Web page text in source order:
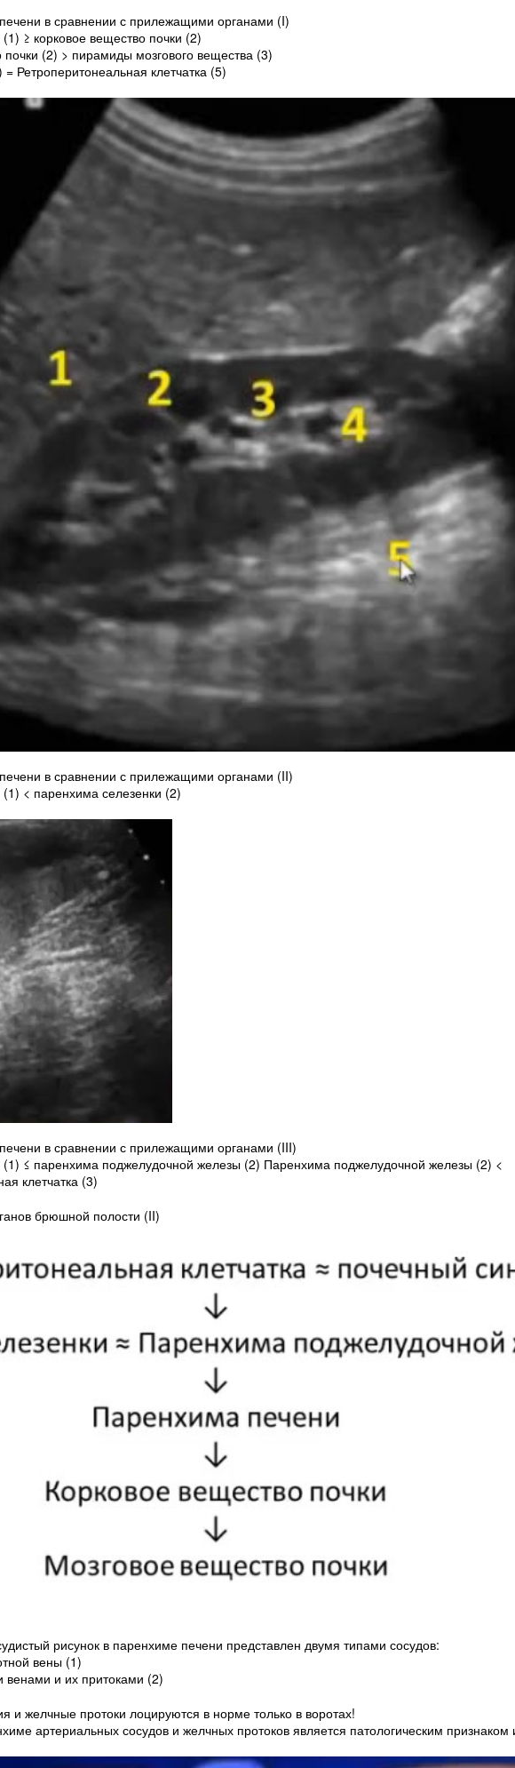
в сравнении с прилежащими органами (I)
≥ корковое вещество почки (2)
почки (2) > пирамиды мозгового вещества (3)
Ретроперитонеальная клетчатка (5)
в сравнении с прилежащими органами (II)
< паренхима селезенки (2)
в сравнении с прилежащими органами (III)
≤ паренхима поджелудочной железы (2) Паренхима поджелудочной железы (2) <
клетчатка (3)
брюшной полости (II)
рисунок в паренхиме печени представлен двумя типами сосудов:
вены (1)
венами и их притоками (2)
и желчные протоки лоцируются в норме только в воротах!
артериальных сосудов и желчных протоков является патологическим признаком